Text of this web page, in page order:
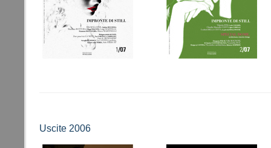
Uscite 2006